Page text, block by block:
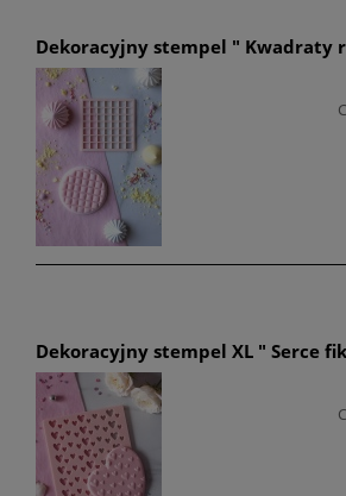
Dekoracyjny stempel " Kwadraty
Dekoracyjny stempel XL " Serce